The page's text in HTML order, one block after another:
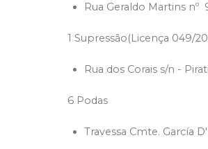
Rua Geraldo Martins nº
1 Supressão(Licença 049/
Rua dos Corais s/n -
6 Podas
Travessa Cmte. García